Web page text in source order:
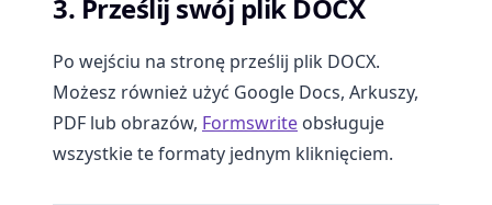
3. Prześlij swój plik DOCX
Po wejściu na stronę prześlij plik DOCX.
Możesz również użyć Google Docs, Arkuszy,
PDF lub obrazów, Formswrite obsługuje
wszystkie te formaty jednym kliknięciem.